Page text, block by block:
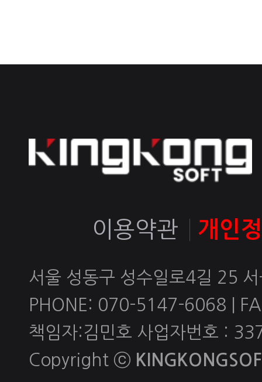
이용약관 개인
서울 성동구 성수일로4길 25
PHONE: 070-5147-6068 |
책임자:김민호 사업자번호 :
Copyright ⓒ